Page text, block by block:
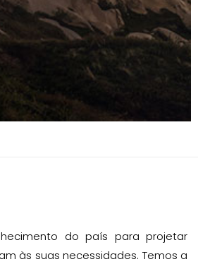
do país para projetar
às suas necessidades. Temos a